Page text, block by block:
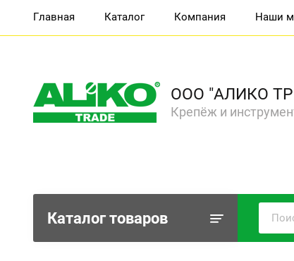
Главная Каталог Компания Наши
ООО "АЛИКО
Крепёж и
Каталог товаров